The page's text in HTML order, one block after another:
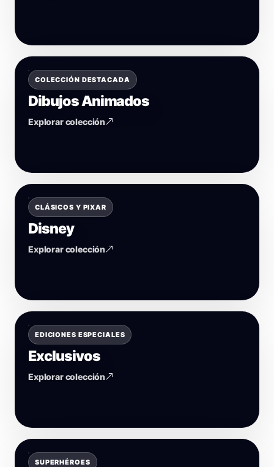
COLECCIÓN DESTACADA
Dibujos Animados
Explorar colección
CLÁSICOS Y PIXAR
Disney
Explorar colección
EDICIONES ESPECIALES
Exclusivos
Explorar colección
SUPERHÉROES